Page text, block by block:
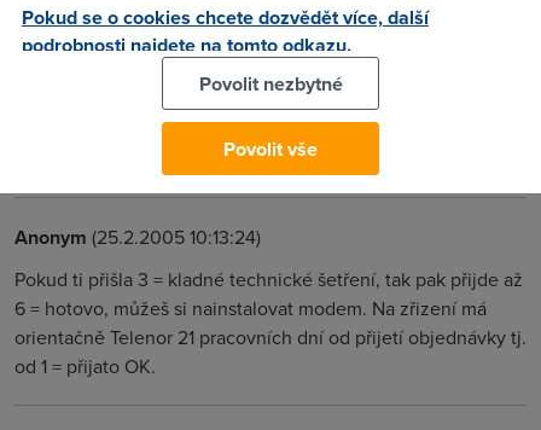
ma dojit 6 zprava prej
(24.2.2005 22:22:17)
Anonym (25.2.2005 10:13:24)
Pokud ti přišla 3 = kladné technické šetření, tak pak přijde až
6 = hotovo, můžeš si nainstalovat modem. Na zřizení má
orientačně Telenor 21 pracovních dní od přijetí objednávky tj.
od 1 = přijato OK.
Pokud se o cookies chcete dozvědět více, další
podrobnosti najdete na tomto odkazu.
Povolit nezbytné
Povolit vše